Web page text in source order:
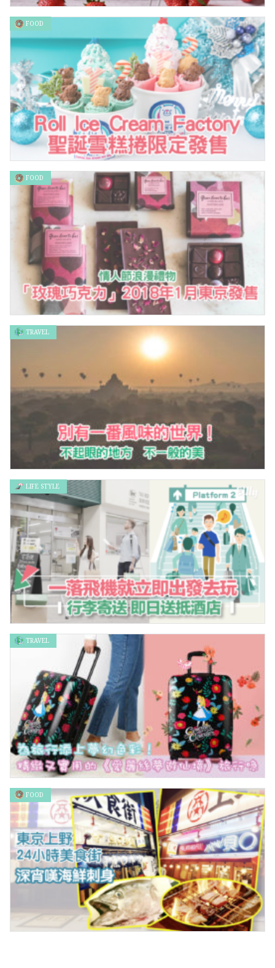
士多啤梨狂熱！日本7-Eleven、Lawson10款大大件士多啤梨甜
品！
Roll Ice Cream Factory聖誕雪糕捲限定發售
FOOD
情人節浪漫禮物「玫瑰巧克力」2018年1月東京發售
FOOD
別有一番風味的世界！去看看吧
TRAVEL
日本旅行更輕鬆，行李即日送抵酒店
LIFE STYLE
為旅行添上夢幻色彩！精緻又實用的《愛麗絲夢遊仙境》旅行喼
TRAVEL
FOOD